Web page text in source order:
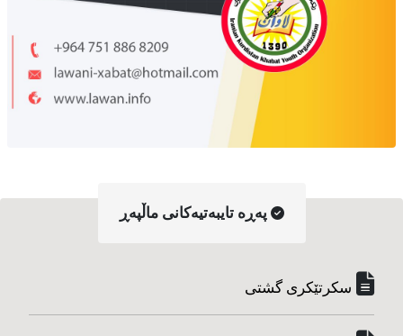
په‌ڕه‌ تایبه‌تیه‌کانی ماڵپه‌ڕ
سکرتێکری گشتی